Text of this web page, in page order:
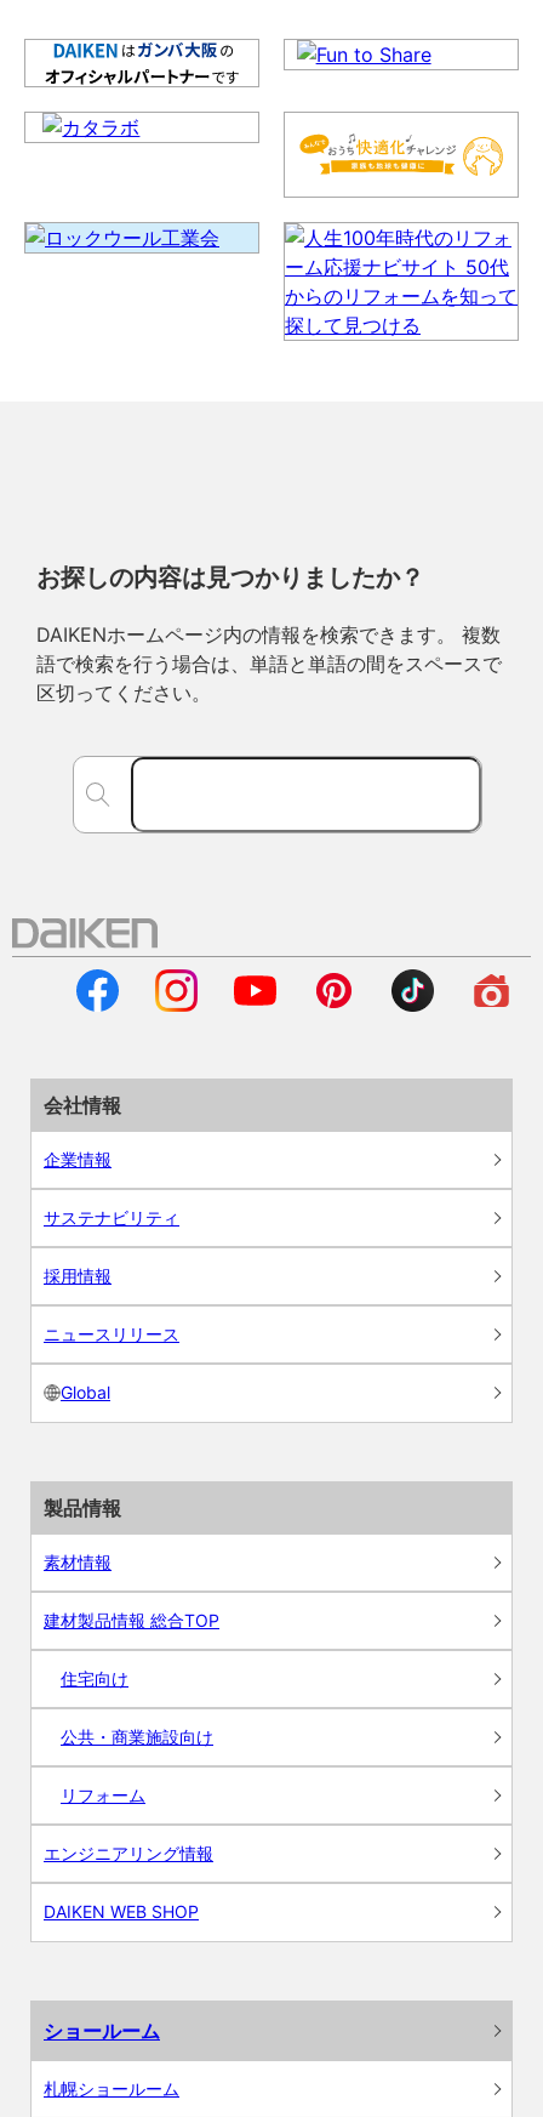
お探しの内容は見つかりましたか？
DAIKENホームページ内の情報を検索できます。 複数
語で検索を行う場合は、単語と単語の間をスペースで
区切ってください。
会社情報
企業情報
サステナビリティ
採用情報
ニュースリリース
Global
製品情報
素材情報
建材製品情報 総合TOP
住宅向け
公共・商業施設向け
リフォーム
エンジニアリング情報
DAIKEN WEB SHOP
ショールーム
札幌ショールーム